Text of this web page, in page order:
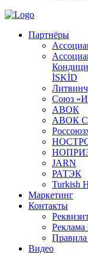
Партнёры
İSKİD
Союз
АВОК
АВОК
JARN
РАТЭК
Turkish
Маркетинг
Контакты
Реклама
Видео